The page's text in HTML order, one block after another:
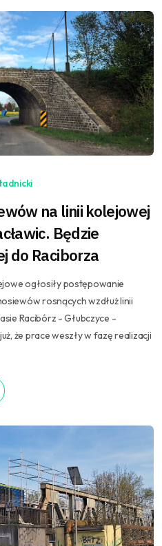
na linii kolejowej
Będzie
do Raciborza
ogłosiły postępowanie
rosnących wzdłuż linii
Racibórz - Głubczyce -
że prace weszły w fazę realizacji